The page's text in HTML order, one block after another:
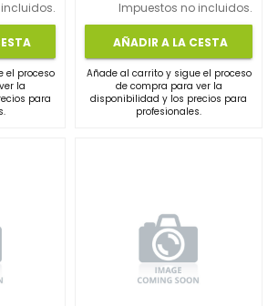
el proceso
la
para
Impuestos no incluidos.
AÑADIR A LA CESTA
Añade al carrito y sigue el proceso
de compra para ver la
disponibilidad y los precios para
profesionales.